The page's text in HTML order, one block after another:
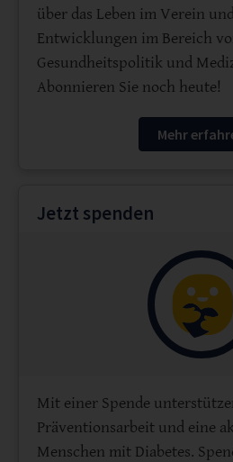
über das Leben im Verein
Entwicklungen im Bereich
Gesundheitspolitik und
Abonnieren Sie noch heute!
Mehr
Jetzt spenden
Mit einer Spende
Präventionsarbeit und eine
Menschen mit Diabetes.